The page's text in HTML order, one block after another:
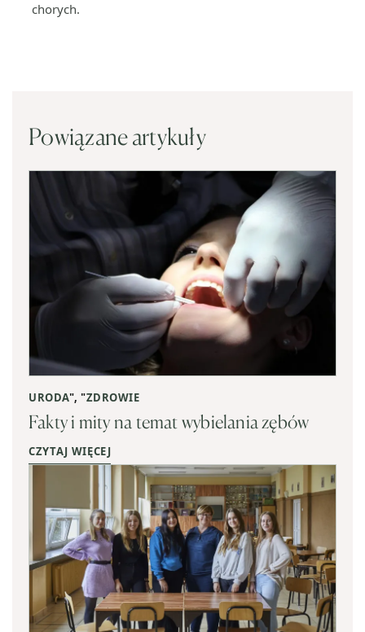
chorych.
Powiązane artykuły
URODA", "ZDROWIE
Fakty i mity na temat wybielania zębów
CZYTAJ WIĘCEJ